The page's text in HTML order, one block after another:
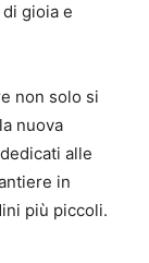
gioia e
non solo si
nuova
alle
in
più piccoli.